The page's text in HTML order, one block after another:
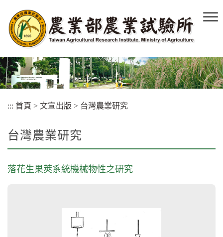
容
區
塊
::: 首頁 > 文宣出版 > 台灣農業研究
台灣農業研究
落花生果莢系統機械物性之研究